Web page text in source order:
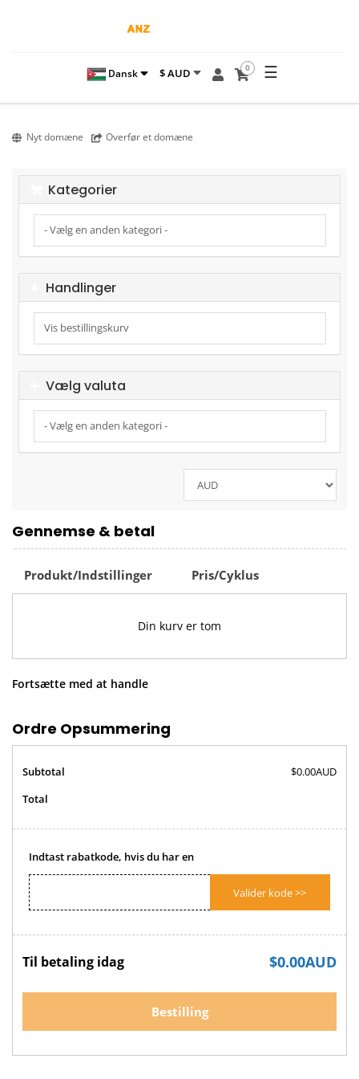
Dansk $ AUD 0 ☰
Nyt domæne Overfør et domæne
Kategorier
Handlinger
Vælg valuta
Gennemse & betal
Produkt/Indstillinger Pris/Cyklus
Din kurv er tom
Fortsætte med at handle
Ordre Opsummering
Subtotal
$0.00AUD
Total
Indtast rabatkode, hvis du har en
Valider kode >>
$0.00AUD
Til betaling idag
Bestilling